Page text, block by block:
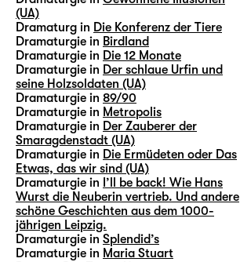
(UA)
Dramaturg in Die Konferenz der Tiere
Dramaturgie in Birdland
Dramaturgie in Die 12 Monate
Dramaturgie in Der schlaue Urfin und
seine Holzsoldaten (UA)
Dramaturgie in 89/90
Dramaturgie in Metropolis
Dramaturgie in Der Zauberer der
Smaragdenstadt (UA)
Dramaturgie in Die Ermüdeten oder Das
Etwas, das wir sind (UA)
Dramaturgie in I’ll be back! Wie Hans
Wurst die Neuberin vertrieb. Und andere
schöne Geschichten aus dem 1000-
jährigen Leipzig.
Dramaturgie in Splendid’s
Dramaturgie in Maria Stuart